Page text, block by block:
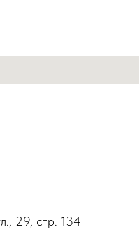
29, стр. 134